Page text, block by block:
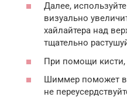
Далее,
визуально
хайлайтера над
тщательно
При помощи кисти,
Шиммер поможет
не